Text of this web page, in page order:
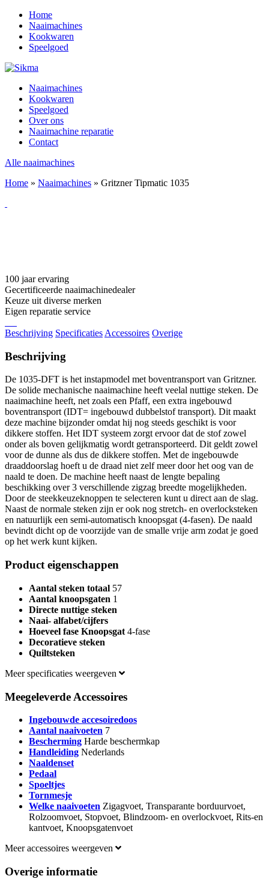
Home
Naaimachines
Kookwaren
Speelgoed
Naaimachines
Kookwaren
Speelgoed
Over ons
Naaimachine reparatie
Contact
Alle naaimachines
Home » Naaimachines » Gritzner Tipmatic 1035
100 jaar ervaring
Gecertificeerde naaimachinedealer
Keuze uit diverse merken
Eigen reparatie service
Beschrijving Specificaties Accessoires Overige
Beschrijving
De 1035-DFT is het instapmodel met boventransport van Gritzner.
De solide mechanische naaimachine heeft veelal nuttige steken. De
naaimachine heeft, net zoals een Pfaff, een extra ingebouwd
boventransport (IDT= ingebouwd dubbelstof transport). Dit maakt
deze machine bijzonder omdat hij nog steeds geschikt is voor
dikkere stoffen. Het IDT systeem zorgt ervoor dat de stof zowel
onder als boven gelijkmatig wordt getransporteerd. Dit geldt zowel
voor de dunne als dus de dikkere stoffen. Met de ingebouwde
draaddoorslag hoeft u de draad niet zelf meer door het oog van de
naald te doen. De machine heeft naast de lengte bepaling
beschikking over 3 verschillende zigzag breedte mogelijkheden.
Door de steekkeuzeknoppen te selecteren kunt u direct aan de slag.
Naast de normale steken zijn er ook nog stretch- en overlocksteken
en natuurlijk een semi-automatisch knoopsgat (4-fasen). De naald
bevindt dicht op de voorzijde van de smalle vrije arm zodat je goed
op het werk kunt kijken.
Product eigenschappen
Aantal steken totaal 57
Aantal knoopsgaten 1
Directe nuttige steken
Naai- alfabet/cijfers
Hoeveel fase Knoopsgat 4-fase
Decoratieve steken
Quiltsteken
Meer specificaties weergeven
Meegeleverde Accessoires
Ingebouwde accesoiredoos
Aantal naaivoeten 7
Bescherming Harde beschermkap
Handleiding Nederlands
Naaldenset
Pedaal
Spoeltjes
Tornmesje
Welke naaivoeten Zigagvoet, Transparante borduurvoet,
Rolzoomvoet, Stopvoet, Blindzoom- en overlockvoet, Rits-en
kantvoet, Knoopsgatenvoet
Meer accessoires weergeven
Overige informatie